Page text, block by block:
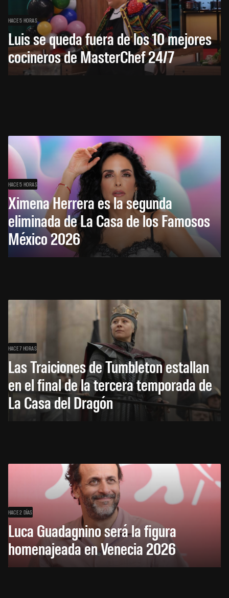
HACE 5 HORAS
Luis se queda fuera de los 10 mejores
cocineros de MasterChef 24/7
HACE 5 HORAS
Ximena Herrera es la segunda
eliminada de La Casa de los Famosos
México 2026
HACE 7 HORAS
Las Traiciones de Tumbleton estallan
en el final de la tercera temporada de
La Casa del Dragón
HACE 2 DÍAS
Luca Guadagnino será la figura
homenajeada en Venecia 2026